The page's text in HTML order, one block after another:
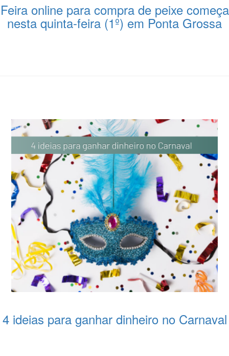
Feira online para compra de peixe começa
nesta quinta-feira (1º) em Ponta Grossa
4 ideias para ganhar dinheiro no Carnaval